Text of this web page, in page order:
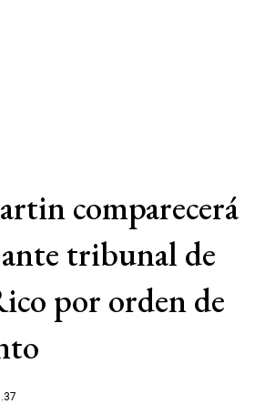
comparecerá
ante tribunal de
por orden de